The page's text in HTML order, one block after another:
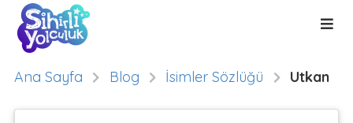
Ana Sayfa Blog İsimler Sözlüğü Utkan